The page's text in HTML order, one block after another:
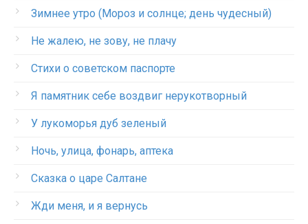
Зимнее утро (Мороз и солнце; день чудесный)
Не жалею, не зову, не плачу
Стихи о советском паспорте
Я памятник себе воздвиг нерукотворный
У лукоморья дуб зеленый
Ночь, улица, фонарь, аптека
Сказка о царе Салтане
Жди меня, и я вернусь